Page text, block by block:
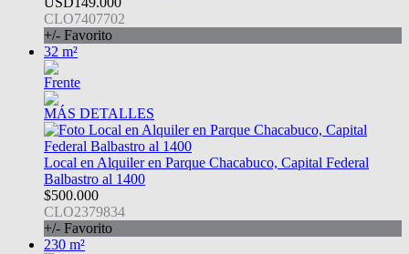
CLO7407702
+/- Favorito
32 m²
Frente
MÁS DETALLES
Local en Alquiler en Parque Chacabuco, Capital Federal
Balbastro al 1400
$500.000
CLO2379834
+/- Favorito
230 m²